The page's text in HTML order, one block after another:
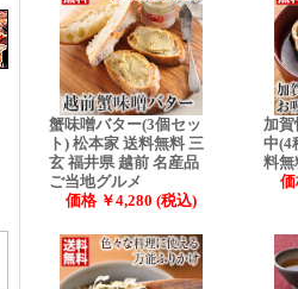
蟹味噌バター(3個セッ
ト) 松本家 送料無料 三
玄 福井県 越前 名産品
ご当地グルメ
価格 ￥4,280 (税込)
加
中(4
料無
価